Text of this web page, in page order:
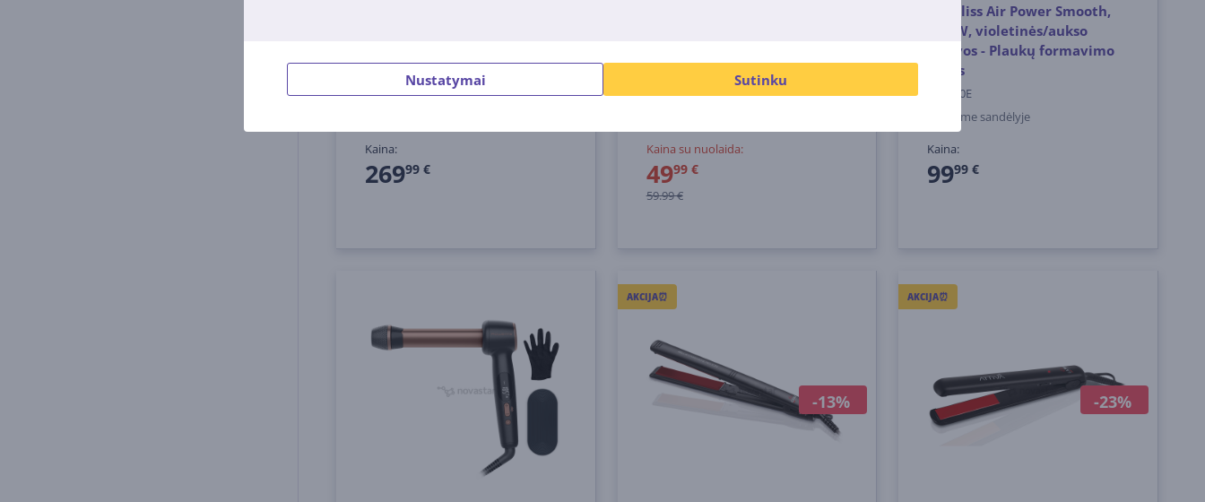
Nustatymai Sutinku
HD426SLEU
Kaina:
26999 €
CF9520
Kaina su nuolaida:
4999 €
59.99 €
Babyliss Air Power Smooth,
900 W, violetinės/aukso
spalvos - Plaukų formavimo
šukos
AS6400E
Turime sandėlyje
Kaina:
9999 €
AKCIJA⏰
-13%
AKCIJA⏰
-23%